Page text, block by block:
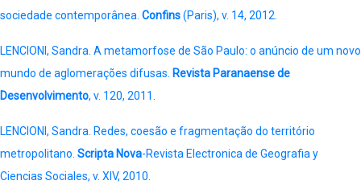
sociedade contemporânea. Confins(Paris), v. 14, 2012.
LENCIONI, Sandra. A metamorfose de São Paulo: o anúncio de um novo
mundo de aglomerações difusas. Revista Paranaense de
Desenvolvimento, v. 120, 2011.
LENCIONI, Sandra. Redes, coesão e fragmentação do território
metropolitano. Scripta Nova-Revista Electronica de Geografia y
Ciencias Sociales, v. XIV, 2010.